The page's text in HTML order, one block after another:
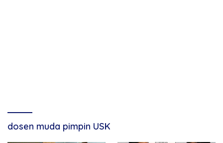
dosen muda pimpin USK